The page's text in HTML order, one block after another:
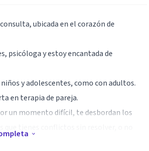
ubicada en el corazón de
psicóloga y estoy encantada de
y adolescentes, como con adultos.
en terapia de pareja.
un momento difícil, te desbordan los